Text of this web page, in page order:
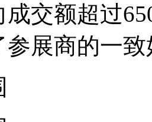
成交额超过
参展商的一